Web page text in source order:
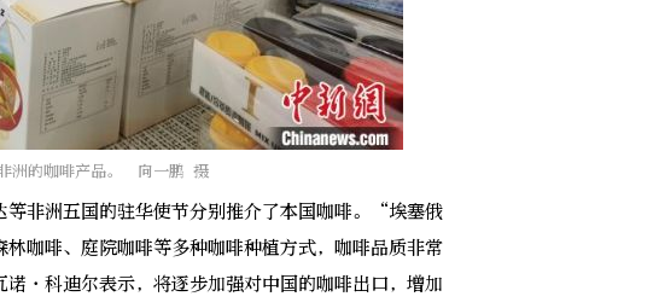
洲的咖啡产品。 向一鹏 摄
洲五国的驻华使节分别推介了本国咖啡。“埃塞俄
咖啡、庭院咖啡等多种咖啡种植方式，咖啡品质非常
·科迪尔表示，将逐步加强对中国的咖啡出口，增加